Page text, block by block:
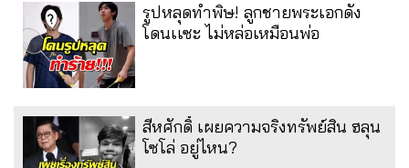
รูปหลุดทำพิษ! ลูกชายพระเอกดัง
โดนเเซะ ไม่หล่อเหมือนพ่อ
สีหศักดิ์ เผยความจริงทรัพย์สิน ฮลุน
โซโล่ อยู่ไหน?